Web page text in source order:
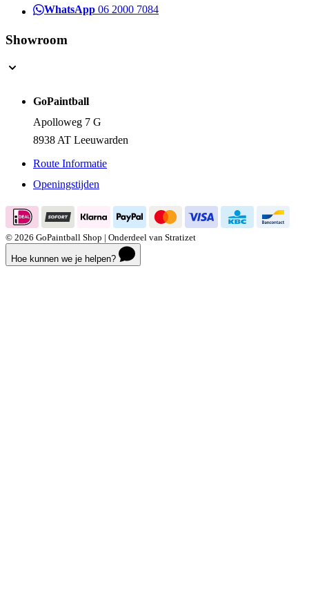
WhatsApp 06 2000 7084
Showroom
GoPaintball
Apolloweg 7 G
8938 AT Leeuwarden
Route Informatie
Openingstijden
© 2026 GoPaintball Shop | Onderdeel van Stratizet
Hoe kunnen we je helpen?